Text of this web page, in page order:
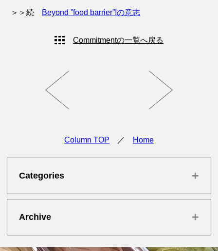
＞＞続 Beyond ”food barrier”!の意志
Commitmentの一覧へ戻る
Column TOP ／ Home
Categories +
Archive +